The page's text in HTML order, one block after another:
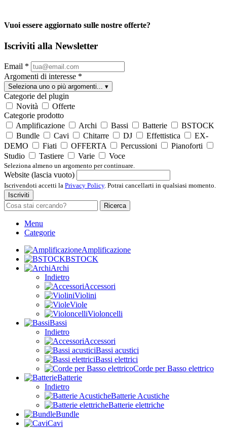
Vuoi essere aggiornato sulle nostre offerte?
Iscriviti alla Newsletter
Email *
Argomenti di interesse *
Seleziona uno o più argomenti... ▾
Categorie del plugin
Novità
Offerte
Categorie prodotto
Amplificazione
Archi Bassi Batterie
BSTOCK
Bundle
Cavi Chitarre DJ Effettistica
EX-
DEMO
Fiati OFFERTA Percussioni
Pianoforti
Studio
Tastiere Varie Voce
Seleziona almeno un argomento per continuare.
Website (lascia vuoto)
Iscrivendoti accetti la Privacy Policy. Potrai cancellarti in qualsiasi momento.
Iscriviti
Ricerca
Menu
Categorie
Amplificazione
BSTOCK
Archi
Indietro
Accessori
Violini
Viole
Violoncelli
Bassi
Indietro
Accessori
Bassi acustici
Bassi elettrici
Corde per Basso elettrico
Batterie
Indietro
Batterie Acustiche
Batterie elettriche
Bundle
Cavi